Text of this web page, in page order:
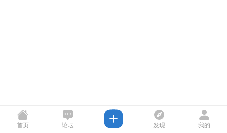
首页 论坛 发现 我的